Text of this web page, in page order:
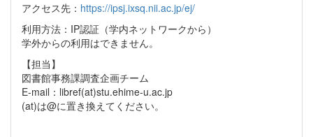
アクセス先： https://ipsj.ixsq.nii.ac.jp/ej/
利用方法：IP認証（学内ネットワークから）
学外からの利用はできません。
【担当】
図書館事務課調査企画チーム
E-mail：libref(at)stu.ehime-u.ac.jp
(at)は@に置き換えてください。